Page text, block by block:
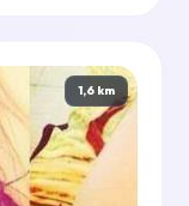
1,6 km